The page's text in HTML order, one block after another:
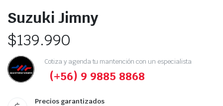
Suzuki Jimny
$139.990
Cotiza y agenda tu mantención con un especialista
(+56) 9 9885 8868
Precios garantizados